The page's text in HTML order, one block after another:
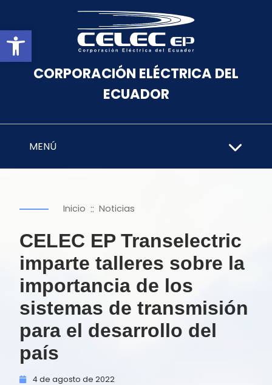
Abrir barra de herramientas
CORPORACIÓN ELÉCTRICA DEL
ECUADOR
MENÚ
Inicio :: Noticias
CELEC EP Transelectric
imparte talleres sobre la
importancia de los
sistemas de transmisión
para el desarrollo del
país
4 de agosto de 2022